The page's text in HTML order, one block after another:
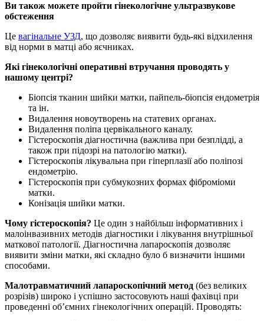
Ви також можете пройти гінекологічне ультразвукове
обстеження
Це вагінальне УЗД, що дозволяє виявити будь-які відхилення
від норми в матці або яєчниках.
Які гінекологічні оперативні втручання проводять у
нашому центрі?
Біопсія тканин шийки матки, пайпель-біопсія ендометрія
та ін.
Видалення новоутворень на статевих органах.
Видалення поліпа цервікального каналу.
Гістероскопія діагностична (важлива при безплідді, а
також при підозрі на патологію матки).
Гістероскопія лікувальна при гіперплазії або поліпозі
ендометрію.
Гістероскопія при субмукозних формах фіброміоми
матки.
Конізація шийки матки.
Чому гістероскопія? Це один з найбільш інформативних і
малоінвазивних методів діагностики і лікування внутрішньої
маткової патології. Діагностична лапароскопія дозволяє
виявити зміни матки, які складно було б визначити іншими
способами.
Малотравматичний лапароскопічний метод (без великих
розрізів) широко і успішно застосовують наші фахівці при
проведенні об’ємних гінекологічних операцій. Проводять: